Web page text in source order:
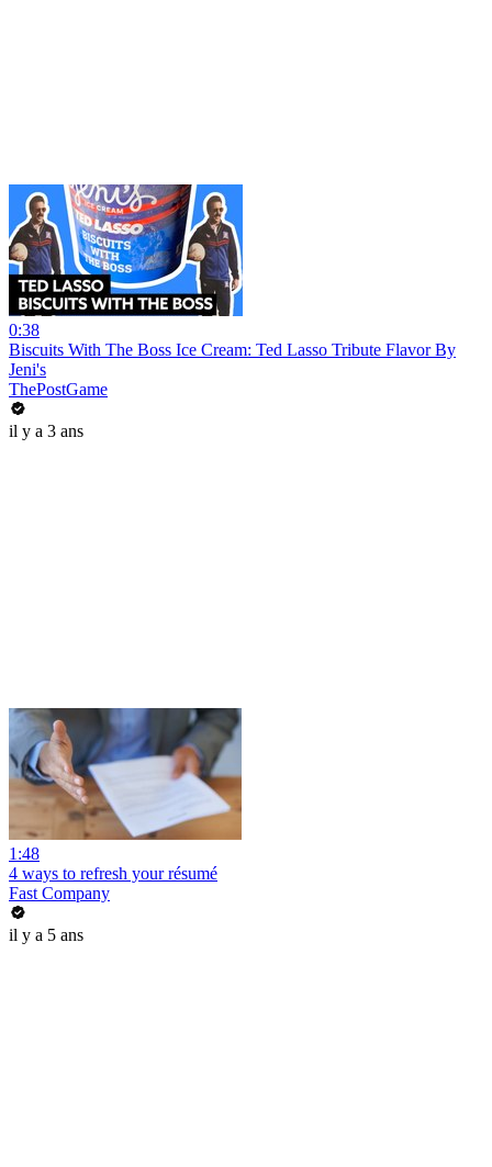
0:38
Biscuits With The Boss Ice Cream: Ted Lasso Tribute Flavor By
Jeni's
ThePostGame
il y a 3 ans
1:48
4 ways to refresh your résumé
Fast Company
il y a 5 ans